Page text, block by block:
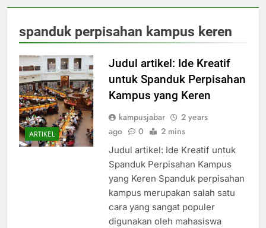
spanduk perpisahan kampus keren
ARTIKEL
Judul artikel: Ide Kreatif
untuk Spanduk Perpisahan
Kampus yang Keren
kampusjabar
2 years
ago
0 2 mins
Judul artikel: Ide Kreatif untuk
Spanduk Perpisahan Kampus
yang Keren Spanduk perpisahan
kampus merupakan salah satu
cara yang sangat populer
digunakan oleh mahasiswa